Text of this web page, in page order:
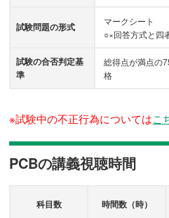
試験問題の形式
マークシート
○×回答方式と四
試験の合否判定基
準
総得点が満点の
格
※試験中の不正行為についてはこ
PCBの講義視聴時間
科目数 時間数（時）